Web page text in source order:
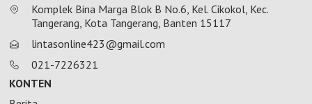
Komplek Bina Marga Blok B No.6, Kel. Cikokol, Kec.
Tangerang, Kota Tangerang, Banten 15117
lintasonline423@gmail.com
021-7226321
KONTEN